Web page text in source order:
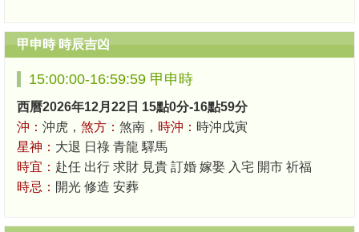
甲申時 時辰吉凶
15:00:00-16:59:59 甲申時
西曆2026年12月22日 15點0分-16點59分
沖： 沖虎， 煞方： 煞南， 時沖： 時沖戊寅
星神： 大退 日祿 青龍 驛馬
時宜： 赴任 出行 求財 見貴 訂婚 嫁娶 入宅 開市 祈福
時忌： 開光 修造 安葬